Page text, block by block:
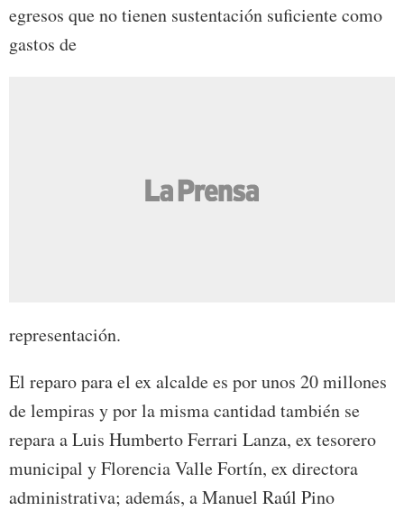
egresos que no tienen sustentación suficiente como
gastos de
representación.
El reparo para el ex alcalde es por unos 20 millones
de lempiras y por la misma cantidad también se
repara a Luis Humberto Ferrari Lanza, ex tesorero
municipal y Florencia Valle Fortín, ex directora
administrativa; además, a Manuel Raúl Pino